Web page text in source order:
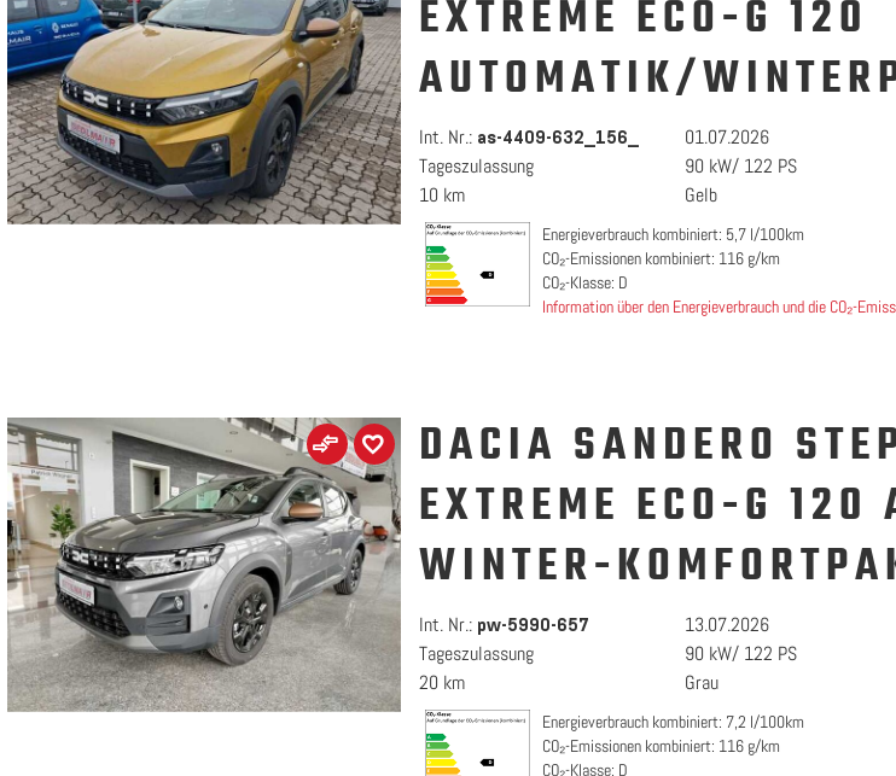
EXTREME ECO-G 120
AUTOMATIK/
Int. Nr.: as-4409-632_156_
Tageszulassung
10 km
01.07.2026
90 kW/ 122 PS
Gelb
Energieverbrauch kombiniert: 5,7 l/100km
CO₂-Emissionen kombiniert: 116 g/km
CO₂-Klasse: D
Information über den Energieverbrauch und die CO₂-
DACIA SANDERO
EXTREME ECO-G 120
WINTER-
Int. Nr.: pw-5990-657
Tageszulassung
20 km
13.07.2026
90 kW/ 122 PS
Grau
Energieverbrauch kombiniert: 7,2 l/100km
CO₂-Emissionen kombiniert: 116 g/km
CO₂-Klasse: D